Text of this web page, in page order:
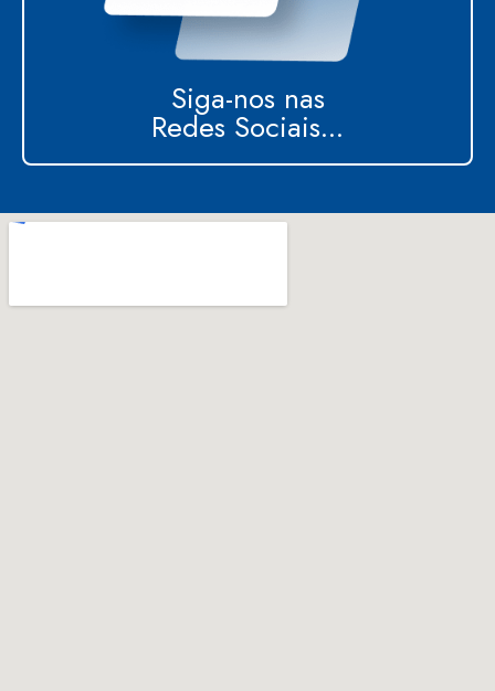
Siga-nos nas
Redes Sociais...